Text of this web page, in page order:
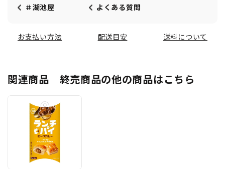
＃湖池屋
よくある質問
お支払い方法 配送目安 送料について
関連商品 終売商品の他の商品はこちら